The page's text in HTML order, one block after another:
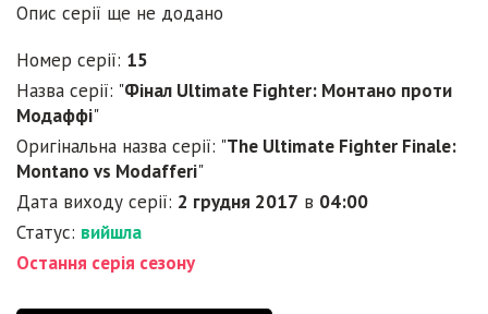
Опис серії ще не додано
Номер серії: 15
Назва серії: "Фінал Ultimate Fighter: Монтано проти
Модаффі"
Оригінальна назва серії: "The Ultimate Fighter Finale:
Montano vs Modafferi"
Дата виходу серії: 2 грудня 2017 в 04:00
Статус: вийшла
Остання серія сезону